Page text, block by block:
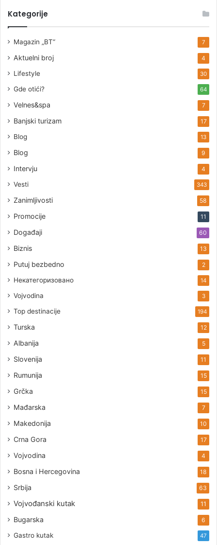
Kategorije
Magazin „BT“ 7
Aktuelni broj 4
Lifestyle 30
Gde otići? 64
Velnes&spa 7
Banjski turizam 17
Blog 13
Blog 9
Intervju 4
Vesti 343
Zanimljivosti 58
Promocije 11
Događaji 60
Biznis 13
Putuj bezbedno 2
Некатегоризовано 14
Vojvodina 3
Top destinacije 194
Turska 12
Albanija 5
Slovenija 11
Rumunija 15
Grčka 15
Mađarska 7
Makedonija 10
Crna Gora 17
Vojvodina 4
Bosna i Hercegovina 18
Srbija 63
Vojvođanski kutak 11
Bugarska 6
Gastro kutak 47